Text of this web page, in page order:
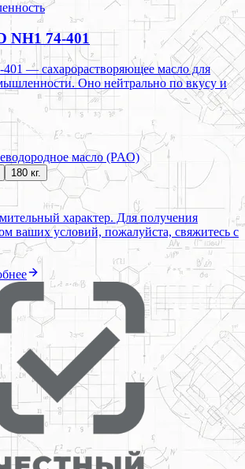
NH1 74-401
— сахарорастворяющее масло для
Оно нейтрально по вкусу и
масло (PAO)
180 кг.
характер. Для получения
ваших условий, пожалуйста, свяжитесь с